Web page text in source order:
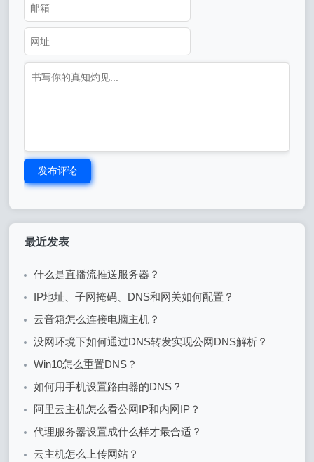
发布评论
最近发表
什么是直播流推送服务器？
IP地址、子网掩码、DNS和网关如何配置？
云音箱怎么连接电脑主机？
没网环境下如何通过DNS转发实现公网DNS解析？
Win10怎么重置DNS？
如何用手机设置路由器的DNS？
阿里云主机怎么看公网IP和内网IP？
代理服务器设置成什么样才最合适？
云主机怎么上传网站？